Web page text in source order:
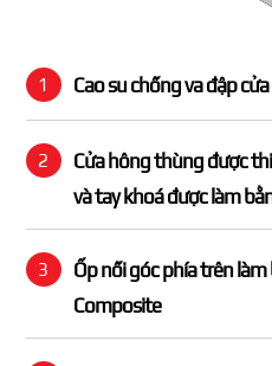
1 Cao su chống va đập
2
Cửa hông thùng được
và tay khoá được làm
3
Ốp nối góc phía trên
Composite